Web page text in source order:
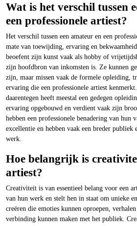
Wat is het verschil tussen
een professionele artiest?
Het verschil tussen een amateur en een
mate van toewijding, ervaring en
beoefent zijn kunst vaak als hobby of
zijn hoofdbron van inkomsten is. Ze kunnen
zijn, maar missen vaak de formele opleiding,
ervaring die een professionele artiest
daarentegen heeft meestal een gedegen
ervaring opgebouwd en verdient vaak zijn
hebben een professionele benadering van hun
excellentie en hebben vaak een breder publiek
werk.
Hoe belangrijk is
artiest?
Creativiteit is van essentieel belang voor een
van hun werk en stelt hen in staat om unieke
creëren die emoties kunnen oproepen,
verbinding kunnen maken met het publiek.